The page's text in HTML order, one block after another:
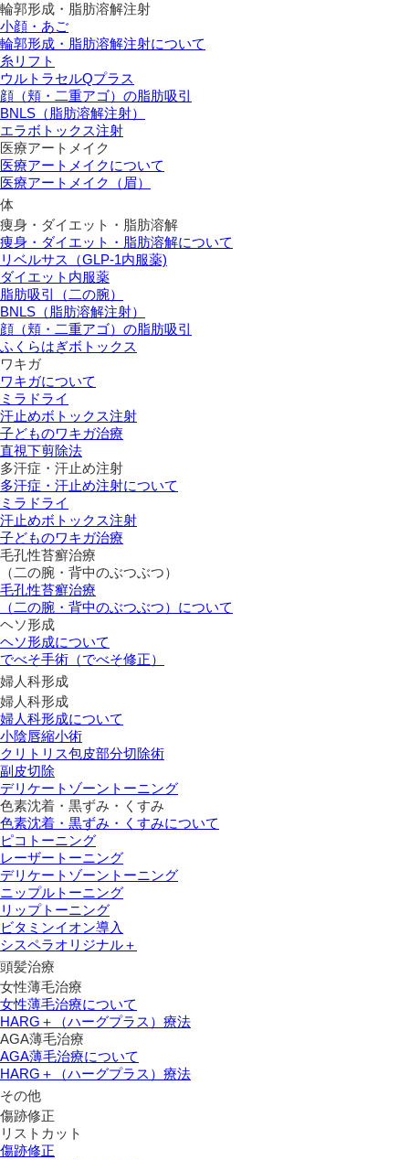
輪郭形成・脂肪溶解注射
小顔・あご
輪郭形成・脂肪溶解注射について
糸リフト
ウルトラセルQプラス
顔（頬・二重アゴ）の脂肪吸引
BNLS（脂肪溶解注射）
エラボトックス注射
医療アートメイク
医療アートメイクについて
医療アートメイク（眉）
体
痩身・ダイエット・脂肪溶解
痩身・ダイエット・脂肪溶解について
リベルサス（GLP-1内服薬)
ダイエット内服薬
脂肪吸引（二の腕）
BNLS（脂肪溶解注射）
顔（頬・二重アゴ）の脂肪吸引
ふくらはぎボトックス
ワキガ
ワキガについて
ミラドライ
汗止めボトックス注射
子どものワキガ治療
直視下剪除法
多汗症・汗止め注射
多汗症・汗止め注射について
ミラドライ
汗止めボトックス注射
子どものワキガ治療
⽑孔性苔癬治療
（⼆の腕・背中のぶつぶつ）
⽑孔性苔癬治療
（⼆の腕・背中のぶつぶつ）について
ヘソ形成
ヘソ形成について
でべそ手術（でべそ修正）
婦人科形成
婦人科形成
婦人科形成について
小陰唇縮小術
クリトリス包皮部分切除術
副皮切除
デリケートゾーントーニング
色素沈着・黒ずみ・くすみ
色素沈着・黒ずみ・くすみについて
ピコトーニング
レーザートーニング
デリケートゾーントーニング
ニップルトーニング
リップトーニング
ビタミンイオン導入
シスペラオリジナル＋
頭髪治療
女性薄毛治療
女性薄毛治療について
HARG＋（ハーグプラス）療法
AGA薄毛治療
AGA薄毛治療について
HARG＋（ハーグプラス）療法
その他
傷跡修正
リストカット
傷跡修正